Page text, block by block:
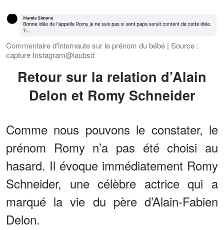
Commentaire d'internaute sur le prénom du bébé | Source :
capture Instagram@laubsd
Retour sur la relation d’Alain
Delon et Romy Schneider
Comme nous pouvons le constater, le
prénom Romy n’a pas été choisi au
hasard. Il évoque immédiatement Romy
Schneider, une célèbre actrice qui a
marqué la vie du père d’Alain-Fabien
Delon.